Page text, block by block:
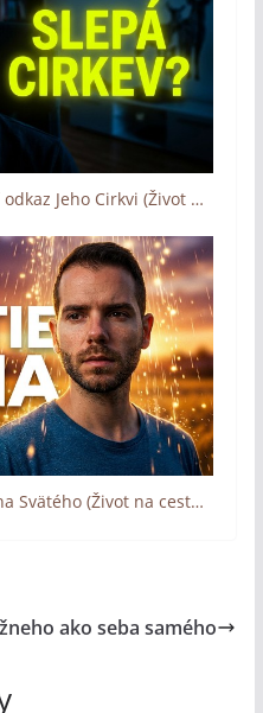
Slepota Božieho ľudu - Boží odkaz Jeho Cirkvi (Život na ceste s Bohom)
Žatva sa blíži - Vyliatie Ducha Svätého (Život na ceste s Bohom)
ako seba samého